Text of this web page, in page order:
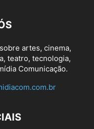
artes, cinema,
teatro, tecnologia,
Comunicação.